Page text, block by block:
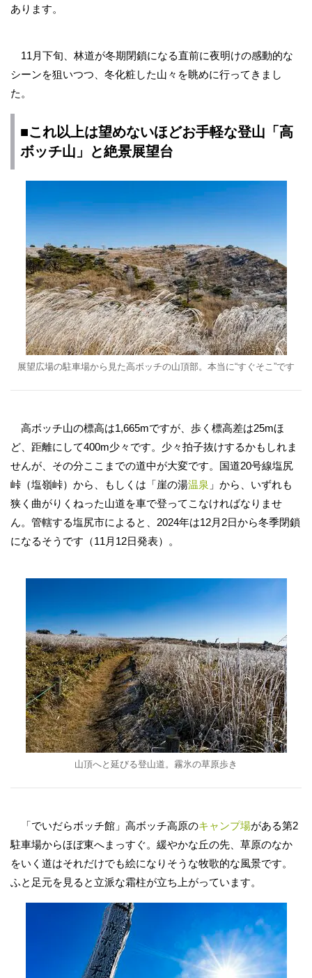
あります。
11月下旬、林道が冬期閉鎖になる直前に夜明けの感動的な
シーンを狙いつつ、冬化粧した山々を眺めに行ってきまし
た。
■これ以上は望めないほどお手軽な登山「高
ボッチ山」と絶景展望台
展望広場の駐車場から見た高ボッチの山頂部。本当に“すぐそこ”です
高ボッチ山の標高は1,665mですが、歩く標高差は25mほ
ど、距離にして400m少々です。少々拍子抜けするかもしれま
せんが、その分ここまでの道中が大変です。国道20号線塩尻
峠（塩嶺峠）から、もしくは「崖の湯温泉 」から、いずれも
狭く曲がりくねった山道を車で登ってこなければなりませ
ん。管轄する塩尻市によると、2024年は12月2日から冬季閉鎖
になるそうです（11月12日発表）。
山頂へと延びる登山道。霧氷の草原歩き
「でいだらボッチ館」高ボッチ高原のキャンプ場がある第2
駐車場からほぼ東へまっすぐ。緩やかな丘の先、草原のなか
をいく道はそれだけでも絵になりそうな牧歌的な風景です。
ふと足元を見ると立派な霜柱が立ち上がっています。